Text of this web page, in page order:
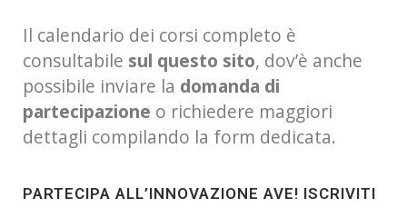
Il calendario dei corsi completo è
consultabile sul questo sito, dov’è anche
possibile inviare la domanda di
partecipazione o richiedere maggiori
dettagli compilando la form dedicata.
PARTECIPA ALL’INNOVAZIONE AVE! ISCRIVITI